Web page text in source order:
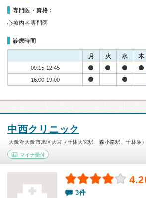
専門医・資格：
心療内科専門医
診療時間
月 火 水 木
09:15-12:45
16:00-19:00
中西クリニック
大阪府大阪市旭区大宮（千林大宮駅、森小路駅、千林駅）
マイナ受付
3件